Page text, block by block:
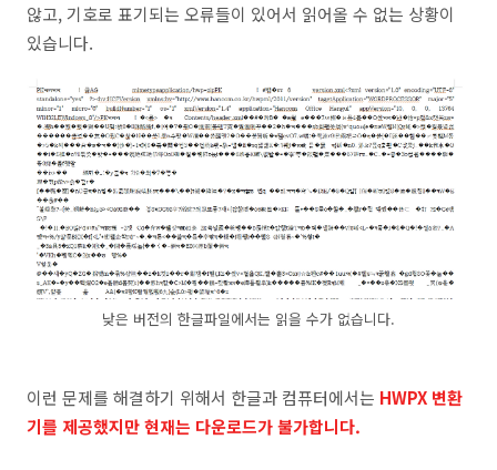
않고, 기호로 표기되는 오류들이 있어서 읽어올 수 없는 상황이
있습니다.
낮은 버전의 한글파일에서는 읽을 수가 없습니다.
이런 문제를 해결하기 위해서 한글과 컴퓨터에서는 HWPX 변환
기를 제공했지만 현재는 다운로드가 불가합니다.